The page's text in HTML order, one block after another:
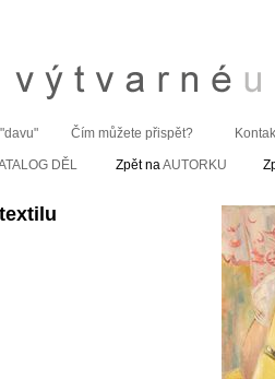
Čím můžete přispět?
DĚL Zpět naAUTORKU